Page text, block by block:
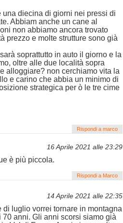
una diecina di giorni nei pressi di
Abbiam anche un cane al
non abbiamo ancora trovato
prezzo e molte strutture sono già
soprattutto in auto il giorno e la
oltre alle due località sopra
alloggiare? non cerchiamo vita la
e carino che abbia un minimo di
strategica per ò le tre cime
Rispondi a marco
16 Aprile 2021 alle 23:29
è più piccola.
Rispondi a Marco
14 Aprile 2021 alle 22:35
luglio vorrei tornare in montagna
anni. Gli anni scorsi siamo già